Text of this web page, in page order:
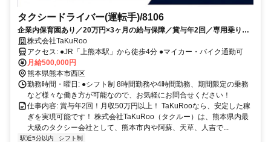
タクシードライバー(運転手)/8106
企業内保育園あり／20万円×3ヶ月の給与保障／賞与年2回／専用乗り場
有＆無線配車多数
株式会社TaKuRoo
アクセス: ●JR「上熊本駅」から徒歩4分 ●マイカー・バイク通勤可
月給500,000円
熊本県熊本市西区
勤務時間・曜日: ●シフト制 8時間勤務や4時間勤務、期間限定の乗務
など様々な働き方が可能なので、お気軽にお問合せください！
仕事内容: 賞与年2回！月収50万円以上！ TaKuRooなら、安定した稼
ぎを実現可能です！ 株式会社TaKuRoo（タクルー）は、熊本県内最
大級のタクシー会社として、熊本市内や阿蘇、天草、人吉で...
駅近5分以内 シフト制